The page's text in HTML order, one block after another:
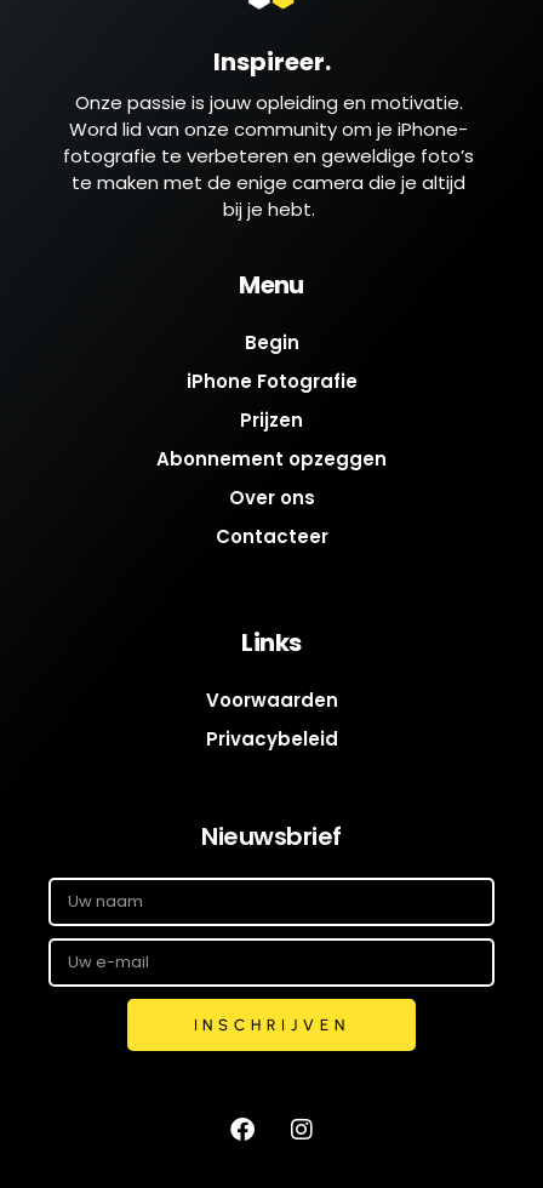
Inspireer.
Onze passie is jouw opleiding en motivatie.
Word lid van onze community om je iPhone-
fotografie te verbeteren en geweldige foto’s
te maken met de enige camera die je altijd
bij je hebt.
Menu
Begin
iPhone Fotografie
Prijzen
Abonnement opzeggen
Over ons
Contacteer
Links
Voorwaarden
Privacybeleid
Nieuwsbrief
INSCHRIJVEN